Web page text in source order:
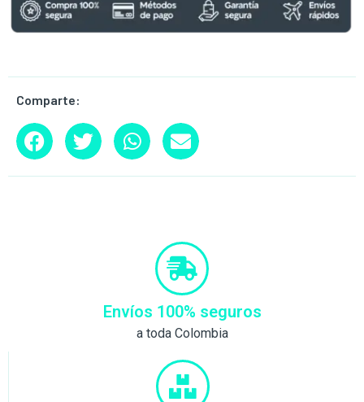
Comparte:
Envíos 100% seguros
a toda Colombia